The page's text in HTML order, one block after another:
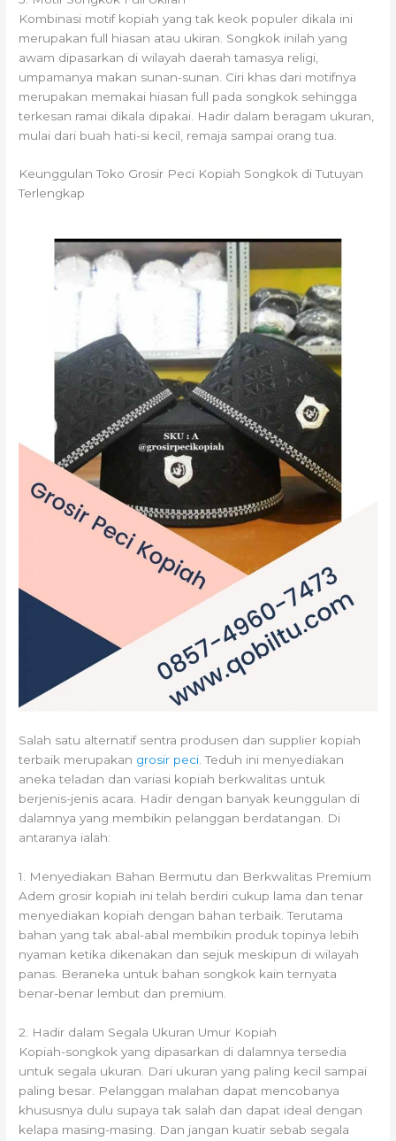
Kombinasi motif kopiah yang tak keok populer dikala ini
merupakan full hiasan atau ukiran. Songkok inilah yang
awam dipasarkan di wilayah daerah tamasya religi,
umpamanya makan sunan-sunan. Ciri khas dari motifnya
merupakan memakai hiasan full pada songkok sehingga
terkesan ramai dikala dipakai. Hadir dalam beragam ukuran,
mulai dari buah hati-si kecil, remaja sampai orang tua.
Keunggulan Toko Grosir Peci Kopiah Songkok di Tutuyan
Terlengkap
Salah satu alternatif sentra produsen dan supplier kopiah
terbaik merupakan grosir peci. Teduh ini menyediakan
aneka teladan dan variasi kopiah berkwalitas untuk
berjenis-jenis acara. Hadir dengan banyak keunggulan di
dalamnya yang membikin pelanggan berdatangan. Di
antaranya ialah:
1. Menyediakan Bahan Bermutu dan Berkwalitas Premium
Adem grosir kopiah ini telah berdiri cukup lama dan tenar
menyediakan kopiah dengan bahan terbaik. Terutama
bahan yang tak abal-abal membikin produk topinya lebih
nyaman ketika dikenakan dan sejuk meskipun di wilayah
panas. Beraneka untuk bahan songkok kain ternyata
benar-benar lembut dan premium.
2. Hadir dalam Segala Ukuran Umur Kopiah
Kopiah-songkok yang dipasarkan di dalamnya tersedia
untuk segala ukuran. Dari ukuran yang paling kecil sampai
paling besar. Pelanggan malahan dapat mencobanya
khususnya dulu supaya tak salah dan dapat ideal dengan
kelapa masing-masing. Dan jangan kuatir sebab segala